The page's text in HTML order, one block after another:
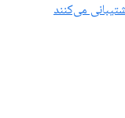
می‌کنند